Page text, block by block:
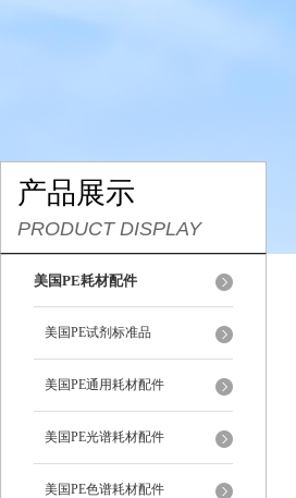
产品展示
PRODUCT DISPLAY
美国PE耗材配件
美国PE试剂标准品
美国PE通用耗材配件
美国PE光谱耗材配件
美国PE色谱耗材配件